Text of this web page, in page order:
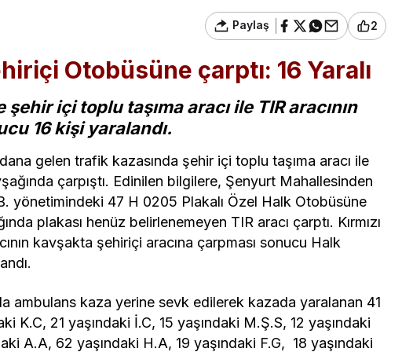
Paylaş 2
Otobüsüne çarptı: 16 Yaralı
içi toplu taşıma aracı ile TIR aracının
16 kişi yaralandı.
gelen trafik kazasında şehir içi toplu taşıma aracı ile
çarpıştı. Edinilen bilgilere, Şenyurt Mahallesinden
yönetimindeki 47 H 0205 Plakalı Özel Halk Otobüsüne
plakası henüz belirlenemeyen TIR aracı çarptı. Kırmızı
kavşakta şehiriçi aracına çarpması sonucu Halk
ambulans kaza yerine sevk edilerek kazada yaralanan 41
K.C, 21 yaşındaki İ.C, 15 yaşındaki M.Ş.S, 12 yaşındaki
A.A, 62 yaşındaki H.A, 19 yaşındaki F.G, 18 yaşındaki